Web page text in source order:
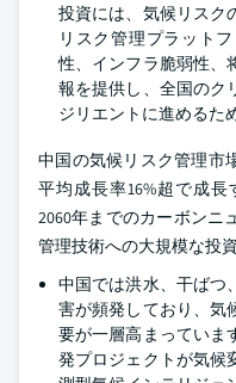
投資には、気候リスク
リスク管理プラット
性、インフラ脆弱性、
報を提供し、全国のク
ジリエントに進めるた
中国の気候リスク管理市
平均成長率16%超で成
2060年までのカーボンニ
管理技術への大規模な投
中国では洪水、干ばつ
害が頻発しており、気
要が一層高まっていま
発プロジェクトが気候